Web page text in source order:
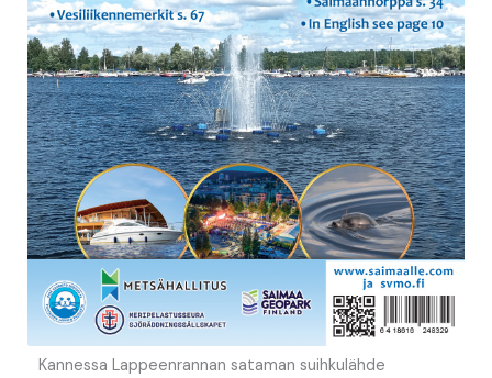
Kannessa Lappeenrannan sataman suihkulähde